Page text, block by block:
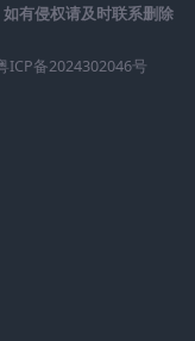
有侵权请及时联系删除
ICP备2024302046号